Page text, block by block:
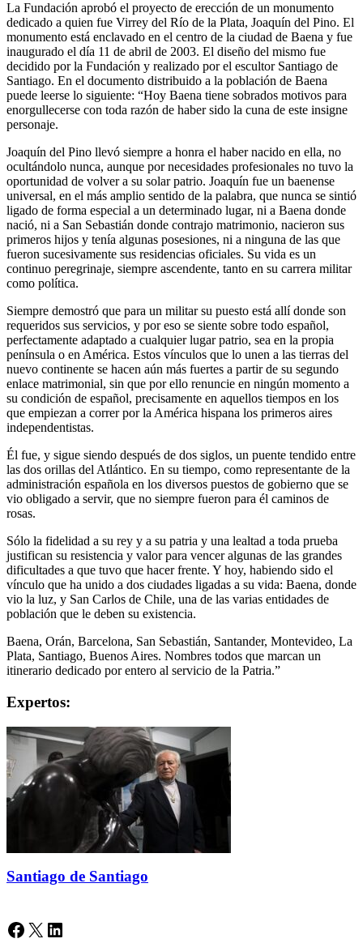
La Fundación aprobó el proyecto de erección de un monumento
dedicado a quien fue Virrey del Río de la Plata, Joaquín del Pino. El
monumento está enclavado en el centro de la ciudad de Baena y fue
inaugurado el día 11 de abril de 2003. El diseño del mismo fue
decidido por la Fundación y realizado por el escultor Santiago de
Santiago. En el documento distribuido a la población de Baena
puede leerse lo siguiente: “Hoy Baena tiene sobrados motivos para
enorgullecerse con toda razón de haber sido la cuna de este insigne
personaje.
Joaquín del Pino llevó siempre a honra el haber nacido en ella, no
ocultándolo nunca, aunque por necesidades profesionales no tuvo la
oportunidad de volver a su solar patrio. Joaquín fue un baenense
universal, en el más amplio sentido de la palabra, que nunca se sintió
ligado de forma especial a un determinado lugar, ni a Baena donde
nació, ni a San Sebastián donde contrajo matrimonio, nacieron sus
primeros hijos y tenía algunas posesiones, ni a ninguna de las que
fueron sucesivamente sus residencias oficiales. Su vida es un
continuo peregrinaje, siempre ascendente, tanto en su carrera militar
como política.
Siempre demostró que para un militar su puesto está allí donde son
requeridos sus servicios, y por eso se siente sobre todo español,
perfectamente adaptado a cualquier lugar patrio, sea en la propia
península o en América. Estos vínculos que lo unen a las tierras del
nuevo continente se hacen aún más fuertes a partir de su segundo
enlace matrimonial, sin que por ello renuncie en ningún momento a
su condición de español, precisamente en aquellos tiempos en los
que empiezan a correr por la América hispana los primeros aires
independentistas.
Él fue, y sigue siendo después de dos siglos, un puente tendido entre
las dos orillas del Atlántico. En su tiempo, como representante de la
administración española en los diversos puestos de gobierno que se
vio obligado a servir, que no siempre fueron para él caminos de
rosas.
Sólo la fidelidad a su rey y a su patria y una lealtad a toda prueba
justifican su resistencia y valor para vencer algunas de las grandes
dificultades a que tuvo que hacer frente. Y hoy, habiendo sido el
vínculo que ha unido a dos ciudades ligadas a su vida: Baena, donde
vio la luz, y San Carlos de Chile, una de las varias entidades de
población que le deben su existencia.
Baena, Orán, Barcelona, San Sebastián, Santander, Montevideo, La
Plata, Santiago, Buenos Aires. Nombres todos que marcan un
itinerario dedicado por entero al servicio de la Patria.”
Expertos:
Santiago de Santiago
Facebook
X LinkedIn